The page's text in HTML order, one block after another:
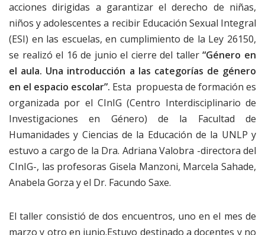
acciones dirigidas a garantizar el derecho de niñas,
niños y adolescentes a recibir Educación Sexual Integral
(ESI) en las escuelas, en cumplimiento de la Ley 26150,
se realizó el 16 de junio el cierre del taller“Género en
el aula. Una introducción a las categorías de género
en el espacio escolar”. Esta propuesta de formación es
organizada por el CInIG (Centro Interdisciplinario de
Investigaciones en Género) de la Facultad de
Humanidades y Ciencias de la Educación de la UNLP y
estuvo a cargo de la Dra. Adriana Valobra -directora del
CInIG-, las profesoras Gisela Manzoni, Marcela Sahade,
Anabela Gorza y el Dr. Facundo Saxe.
El taller consistió de dos encuentros, uno en el mes de
marzo y otro en junio.Estuvo destinado a docentes y no